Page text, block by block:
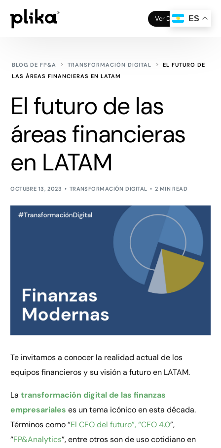
Ver Demo
BLOG DE FP&A TRANSFORMACIÓN DIGITAL
EL FUTURO DE
LAS ÁREAS FINANCIERAS EN LATAM
El futuro de las
áreas financieras
en LATAM
OCTUBRE 13, 2023 TRANSFORMACIÓN DIGITAL 2 MIN READ
Te invitamos a conocer la realidad actual de los
equipos financieros y su visión a futuro en LATAM.
Latransformación digital de las finanzas
empresariales es un tema icónico en esta década.
Términos como “El CFO del futuro”, “CFO 4.0”,
“FP&Analytics”, entre otros son de uso cotidiano en
ES